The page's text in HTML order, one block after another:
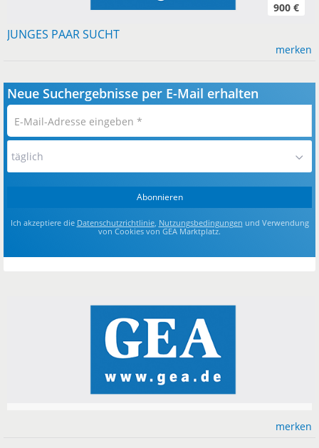
JUNGES PAAR SUCHT
900 €
merken
Neue Suchergebnisse per E-Mail erhalten
E-
Mail-
Adresse
eingeben
täglich
Abonnieren
Ich akzeptiere die Datenschutzrichtlinie, Nutzungsbedingungen und Verwendung
von Cookies von GEA Marktplatz.
merken